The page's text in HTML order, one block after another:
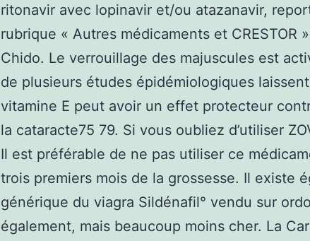
ritonavir avec lopinavir et/ou atazanavir,
rubrique « Autres médicaments et CRESTOR
Chido. Le verrouillage des majuscules est
de plusieurs études épidémiologiques
vitamine E peut avoir un effet protecteur
la cataracte75 79. Si vous oubliez d’utiliser
Il est préférable de ne pas utiliser ce
trois premiers mois de la grossesse. Il existe
générique du viagra Sildénafil° vendu sur
également, mais beaucoup moins cher. La